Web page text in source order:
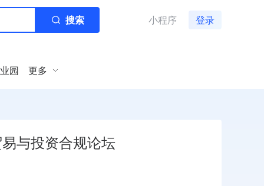
搜索 小程序 登录
园 更多
与投资合规论坛